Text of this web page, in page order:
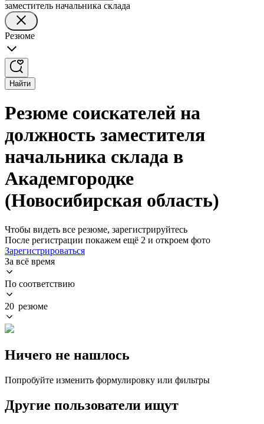
заместитель начальника склада
Резюме
Найти
Резюме соискателей на
должность заместителя
начальника склада в
Академгородке
(Новосибирская область)
Чтобы видеть все резюме, зарегистрируйтесь
После регистрации покажем ещё 2 и откроем фото
Зарегистрироваться
За всё время
По соответствию
20 резюме
Ничего не нашлось
Попробуйте изменить формулировку или фильтры
Другие пользователи ищут